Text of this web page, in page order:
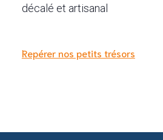
décalé et artisanal
Repérer nos petits trésors